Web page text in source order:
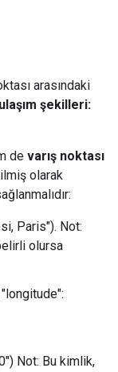
arasındaki
şekilleri:
de varış noktası
olarak
Paris"). Not:
olursa
Not: Bu kimlik,